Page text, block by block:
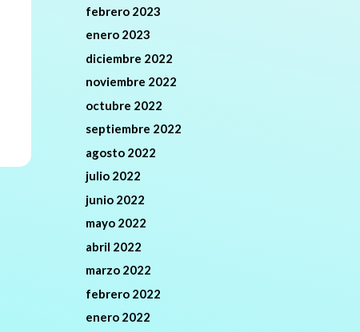
febrero 2023
enero 2023
diciembre 2022
noviembre 2022
octubre 2022
septiembre 2022
agosto 2022
julio 2022
junio 2022
mayo 2022
abril 2022
marzo 2022
febrero 2022
enero 2022